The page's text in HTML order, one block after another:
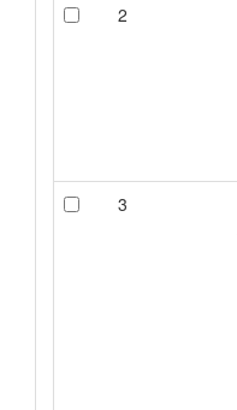
2
3